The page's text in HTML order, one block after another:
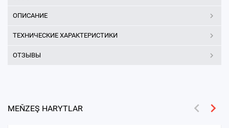
ОПИСАНИЕ
ТЕХНИЧЕСКИЕ ХАРАКТЕРИСТИКИ
ОТЗЫВЫ
MEŇZEŞ HARYTLAR